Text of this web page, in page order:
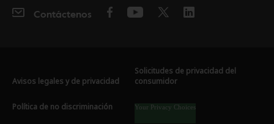
Contáctenos
Avisos legales y de privacidad
Solicitudes de privacidad del
consumidor
Política de no discriminación Your Privacy Choices